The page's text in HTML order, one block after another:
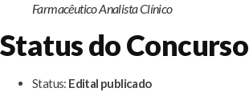
Farmacêutico Analista Clínico
Status do Concurso
Status: Edital publicado